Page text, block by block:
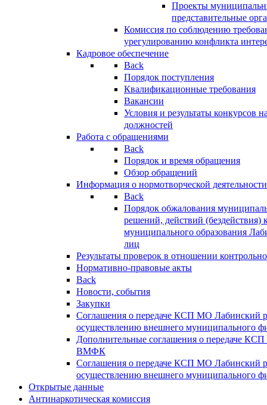
Проекты
представительные
Комиссия по соблюдению
урегулированию конфликта
Кадровое обеспечение
Back
Порядок поступления
Квалификационные требования
Вакансии
Условия и результаты конкурсов
должностей
Работа с обращениями
Back
Порядок и время обращения
Обзор обращений
Информация о нормотворческой деятельности
Back
Порядок обжалования
решений, действий (бездействия)
муниципального образования
лиц
Результаты проверок в отношении
Нормативно-правовые акты
Back
Новости, события
Закупки
Соглашения о передаче КСП МО Лабинский
осуществлению внешнего муниципального
Дополнительные соглашения о передаче
ВМФК
Соглашения о передаче КСП МО Лабинский
осуществлению внешнего муниципального
Открытые данные
Антинаркотическая комиссия